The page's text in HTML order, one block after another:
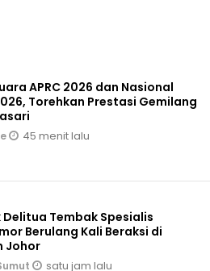
APRC 2026 dan Nasional
Torehkan Prestasi Gemilang
45 menit lalu
Delitua Tembak Spesialis
Beraksi di
Johor
satu jam lalu